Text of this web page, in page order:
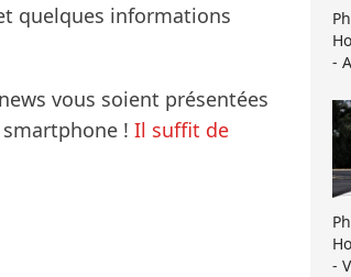
quelques informations
vous soient présentées
! Il suffit de
-
-